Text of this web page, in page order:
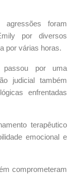
foram
por diversos
por várias horas.
por uma
judicial também
enfrentadas
terapêutico
emocional e
comprometeram